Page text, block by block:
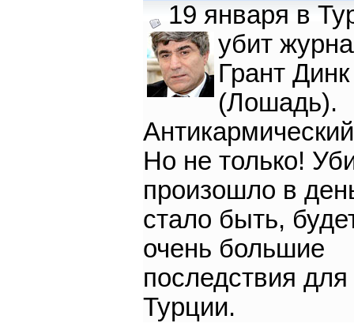
19 января в
убит
Грант Динк
(Лошадь).
Но не только!
произошло в
стало быть,
очень большие
последствия для
Турции.